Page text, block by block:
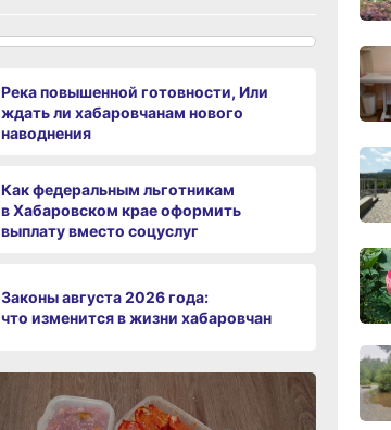
Река повышенной готовности, Или
ждать ли хабаровчанам нового
наводнения
Как федеральным льготникам
в Хабаровском крае оформить
выплату вместо соцуслуг
Законы августа 2026 года:
что изменится в жизни хабаровчан